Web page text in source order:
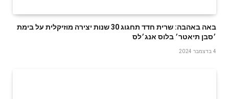
באה באהבה: שרית חדד תחגוג 30 שנות יצירה מוזיקלית על בימת
׳סבן תיאטר׳ בלוס אנג׳לס
4 בדצמבר 2024